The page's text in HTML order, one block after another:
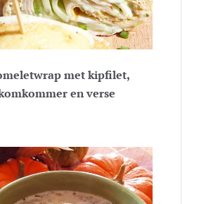
met kipfilet,
en verse